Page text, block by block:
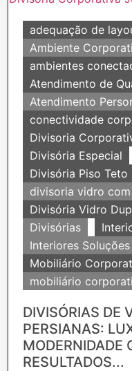
adequação de
Ambiente
ambientes
Atendimento de
Atendimento
conectividade
Divisoria
Divisória Especial
Divisória Piso Teto
divisoria vidro
Divisória Vidro
Divisórias
Interiores
Mobiliário
mobiliário
DIVISÓRIAS DE
PERSIANAS:
MODERNIDADE
RESULTADOS...